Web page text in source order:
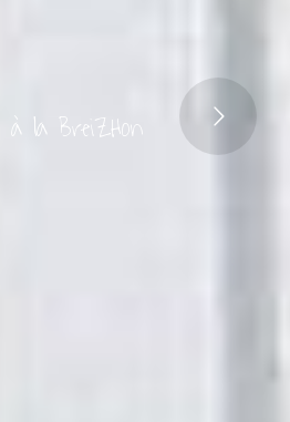
à la BreiZHon